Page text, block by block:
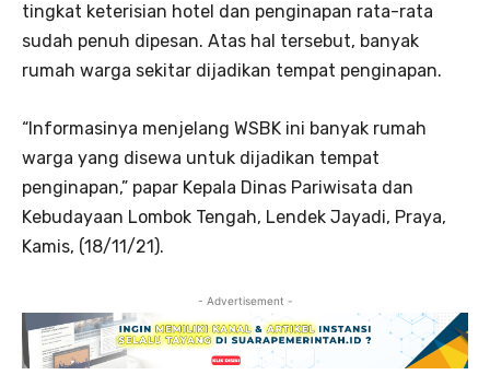
tingkat keterisian hotel dan penginapan rata-rata
sudah penuh dipesan. Atas hal tersebut, banyak
rumah warga sekitar dijadikan tempat penginapan.
“Informasinya menjelang WSBK ini banyak rumah
warga yang disewa untuk dijadikan tempat
penginapan,” papar Kepala Dinas Pariwisata dan
Kebudayaan Lombok Tengah, Lendek Jayadi, Praya,
Kamis, (18/11/21).
- Advertisement -